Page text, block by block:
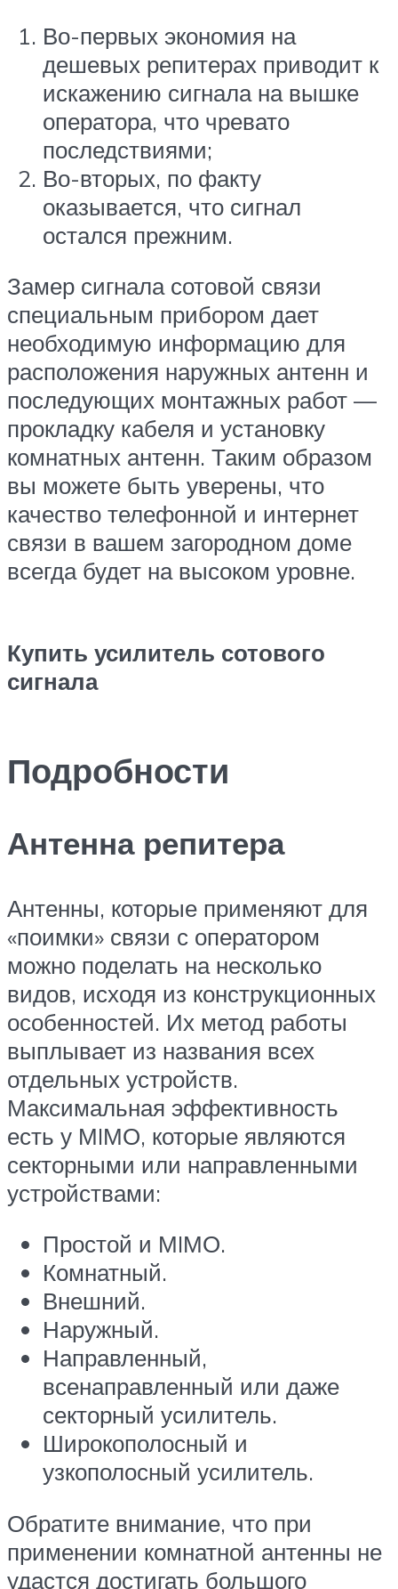
Во-первых экономия на
дешевых репитерах приводит к
искажению сигнала на вышке
оператора, что чревато
последствиями;
Во-вторых, по факту
оказывается, что сигнал
остался прежним.
Замер сигнала сотовой связи
специальным прибором дает
необходимую информацию для
расположения наружных антенн и
последующих монтажных работ —
прокладку кабеля и установку
комнатных антенн. Таким образом
вы можете быть уверены, что
качество телефонной и интернет
связи в вашем загородном доме
всегда будет на высоком уровне.
Купить усилитель сотового
сигнала
Подробности
Антенна репитера
Антенны, которые применяют для
«поимки» связи с оператором
можно поделать на несколько
видов, исходя из конструкционных
особенностей. Их метод работы
выплывает из названия всех
отдельных устройств.
Максимальная эффективность
есть у МIМО, которые являются
секторными или направленными
устройствами:
Простой и МIМО.
Комнатный.
Внешний.
Наружный.
Направленный,
всенаправленный или даже
секторный усилитель.
Широкополосный и
узкополосный усилитель.
Обратите внимание, что при
применении комнатной антенны не
удастся достигать большого